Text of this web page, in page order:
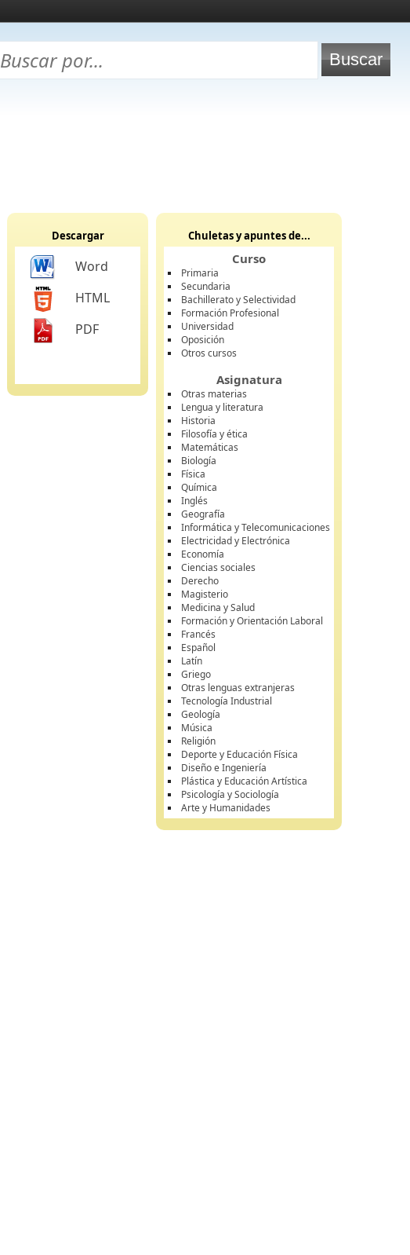
Descargar
Word
HTML
PDF
Chuletas y apuntes de...
Curso
Primaria
Secundaria
Bachillerato y Selectividad
Formación Profesional
Universidad
Oposición
Otros cursos
Asignatura
Otras materias
Lengua y literatura
Historia
Filosofía y ética
Matemáticas
Biología
Física
Química
Inglés
Geografía
Informática y Telecomunicaciones
Electricidad y Electrónica
Economía
Ciencias sociales
Derecho
Magisterio
Medicina y Salud
Formación y Orientación Laboral
Francés
Español
Latín
Griego
Otras lenguas extranjeras
Tecnología Industrial
Geología
Música
Religión
Deporte y Educación Física
Diseño e Ingeniería
Plástica y Educación Artística
Psicología y Sociología
Arte y Humanidades